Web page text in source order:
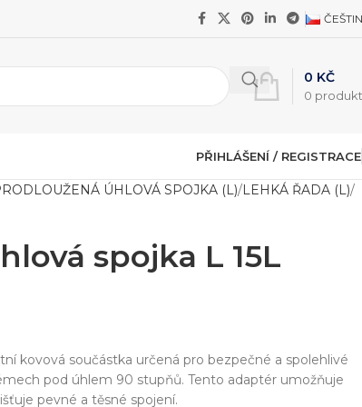
0
0 KČ
PŘIHLÁŠENÍ / REGISTRACE
ÚHLOVÁ SPOJKA (L) LEHKÁ ŘADA (L)
spojka L 15L
kovová součástka určená pro bezpečné a spolehlivé
pod úhlem 90 stupňů. Tento adaptér umožňuje
pevné a těsné spojení.